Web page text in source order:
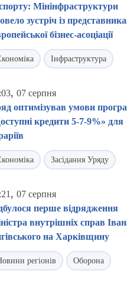
Мінінфраструктури
зустріч із
бізнес-асоціації
Інфраструктура
, 07 серпня
оптимізував умови
кредити 5-7-9%» для
Засідання Уряду
, 07 серпня
перше відрядження
внутрішніх справ
на Харківщину
регіонів Оборона